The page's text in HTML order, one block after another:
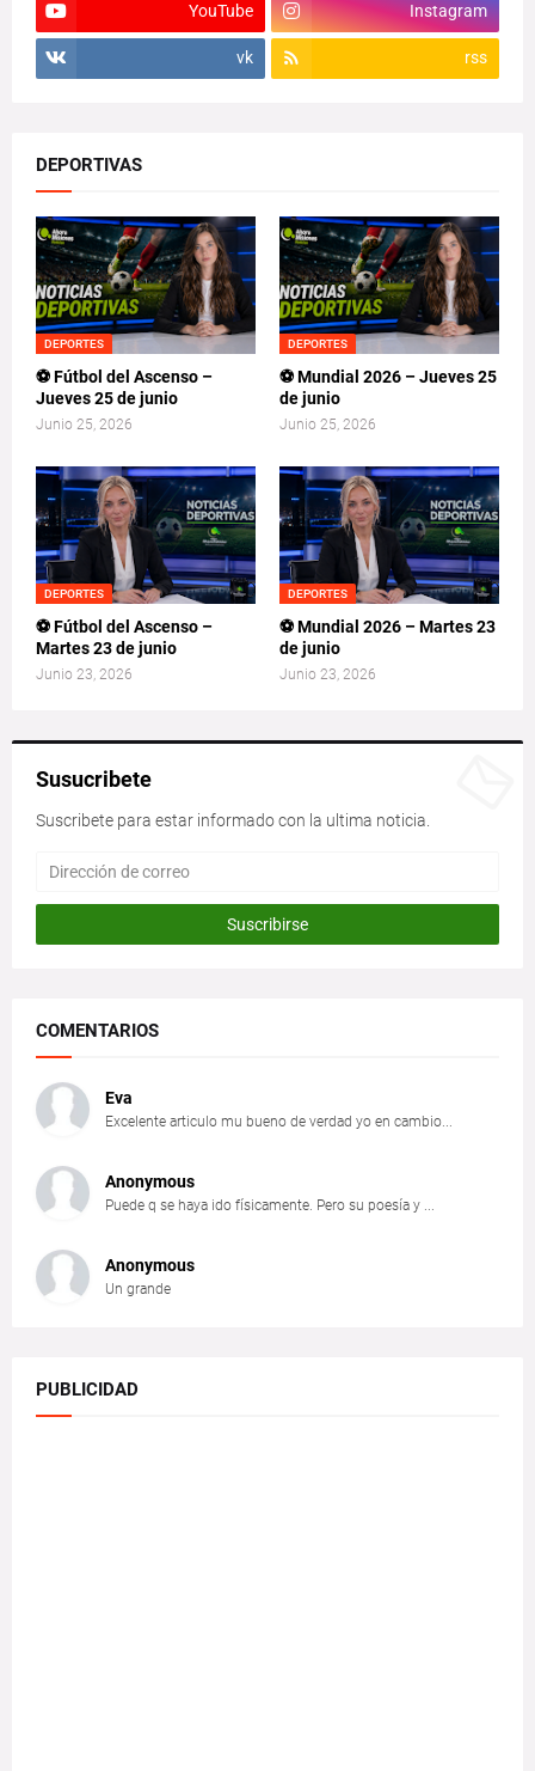
YouTube Instagram
vk rss
DEPORTIVAS
DEPORTES
⚽ Fútbol del Ascenso –
Jueves 25 de junio
Junio 25, 2026
DEPORTES
⚽ Mundial 2026 – Jueves 25
de junio
Junio 25, 2026
DEPORTES
⚽ Fútbol del Ascenso –
Martes 23 de junio
Junio 23, 2026
DEPORTES
⚽ Mundial 2026 – Martes 23
de junio
Junio 23, 2026
Susucribete
Suscribete para estar informado con la ultima noticia.
COMENTARIOS
Eva
Excelente articulo mu bueno de verdad yo en cambio...
Anonymous
Puede q se haya ido físicamente. Pero su poesía y ...
Anonymous
Un grande
PUBLICIDAD